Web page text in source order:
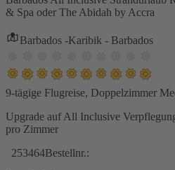
& Spa oder The Abidah by Accra
Barbados -Karibik - Barbados
9-tägige Flugreise, Doppelzimmer
Upgrade auf All Inclusive
pro Zimmer
253464Bestellnr.: